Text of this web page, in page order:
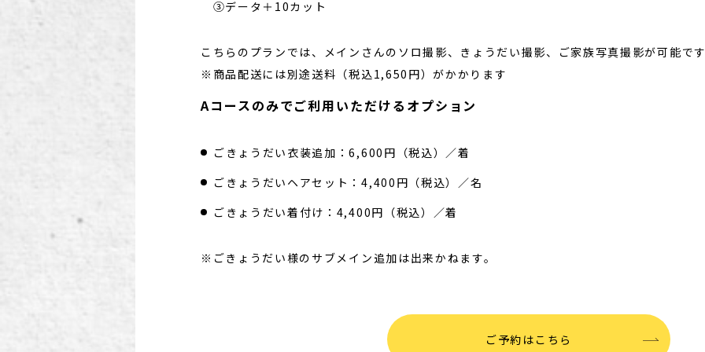
③データ＋10カット
こちらのプランでは、メインさんのソロ撮影、きょうだい撮影、ご家族写真撮影が可能で
※商品配送には別途送料（税込1,650円）がかかります
Aコースのみでご利用いただけるオプション
ごきょうだい衣装追加：6,600円（税込）／着
ごきょうだいヘアセット：4,400円（税込）／名
ごきょうだい着付け：4,400円（税込）／着
※ごきょうだい様のサブメイン追加は出来かねます。
ご予約はこちら